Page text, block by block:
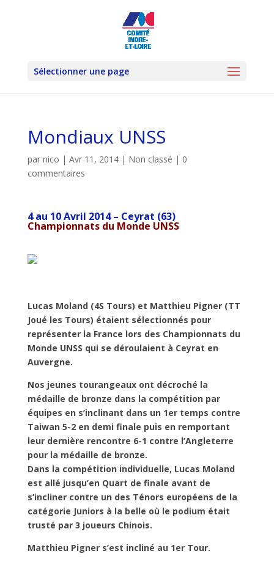
Sélectionner une page
Mondiaux UNSS
par nico | Avr 11, 2014| Non classé | 0
commentaires
4 au 10 Avril 2014 – Ceyrat (63)
Championnats du Monde UNSS
Lucas Moland (4S Tours) et Matthieu Pigner (TT
Joué les Tours) étaient sélectionnés pour
représenter la France lors des Championnats du
Monde UNSS qui se déroulaient à Ceyrat en
Auvergne.
Nos jeunes tourangeaux ont décroché la
médaille de bronze dans la compétition par
équipes en s’inclinant dans un 1er temps contre
Taiwan 5-2 en demi finale puis en remportant
leur dernière rencontre 6-1 contre l’Angleterre
pour la médaille de bronze.
Dans la compétition individuelle, Lucas Moland
est allé jusqu’en Quart de finale avant de
s’incliner contre un des Ténors européens de la
catégorie Juniors à la belle où le podium était
trusté par 3 joueurs Chinois.
Matthieu Pigner s’est incliné au 1er Tour.